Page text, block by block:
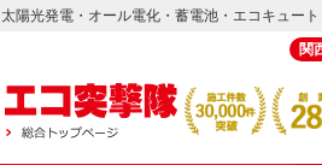
太陽光発電・オール電化・蓄電池・エコキュー
関